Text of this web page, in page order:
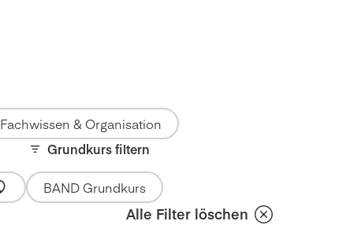
Fachwissen & Organisation
Grundkurs filtern
BAND Grundkurs
Alle Filter löschen